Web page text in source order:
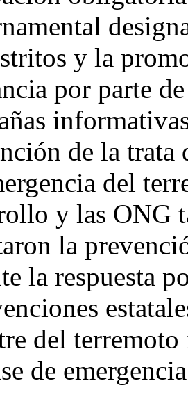
y la
por parte
de la trata
del
y las ONG
la
la respuesta
del
de